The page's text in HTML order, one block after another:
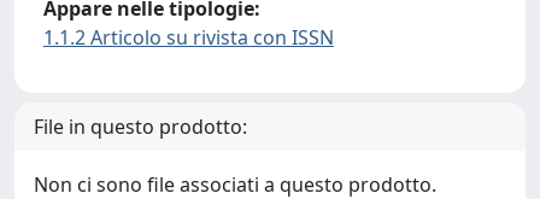
Appare nelle tipologie:
1.1.2 Articolo su rivista con ISSN
File in questo prodotto:
Non ci sono file associati a questo prodotto.